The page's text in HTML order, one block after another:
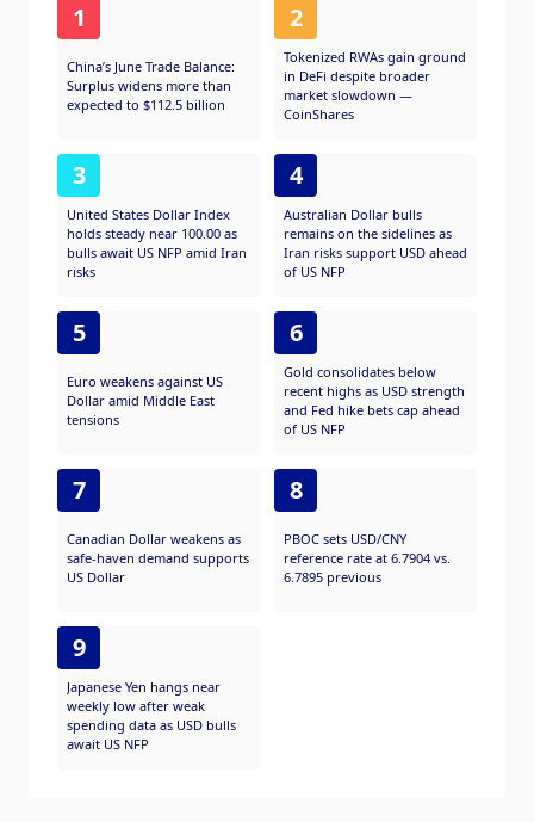
1
China’s June Trade Balance:
Surplus widens more than
expected to $112.5 billion
2
Tokenized RWAs gain ground
in DeFi despite broader
market slowdown —
CoinShares
3
United States Dollar Index
holds steady near 100.00 as
bulls await US NFP amid Iran
risks
4
Australian Dollar bulls
remains on the sidelines as
Iran risks support USD ahead
of US NFP
5
Euro weakens against US
Dollar amid Middle East
tensions
6
Gold consolidates below
recent highs as USD strength
and Fed hike bets cap ahead
of US NFP
7
Canadian Dollar weakens as
safe-haven demand supports
US Dollar
8
PBOC sets USD/CNY
reference rate at 6.7904 vs.
6.7895 previous
9
Japanese Yen hangs near
weekly low after weak
spending data as USD bulls
await US NFP